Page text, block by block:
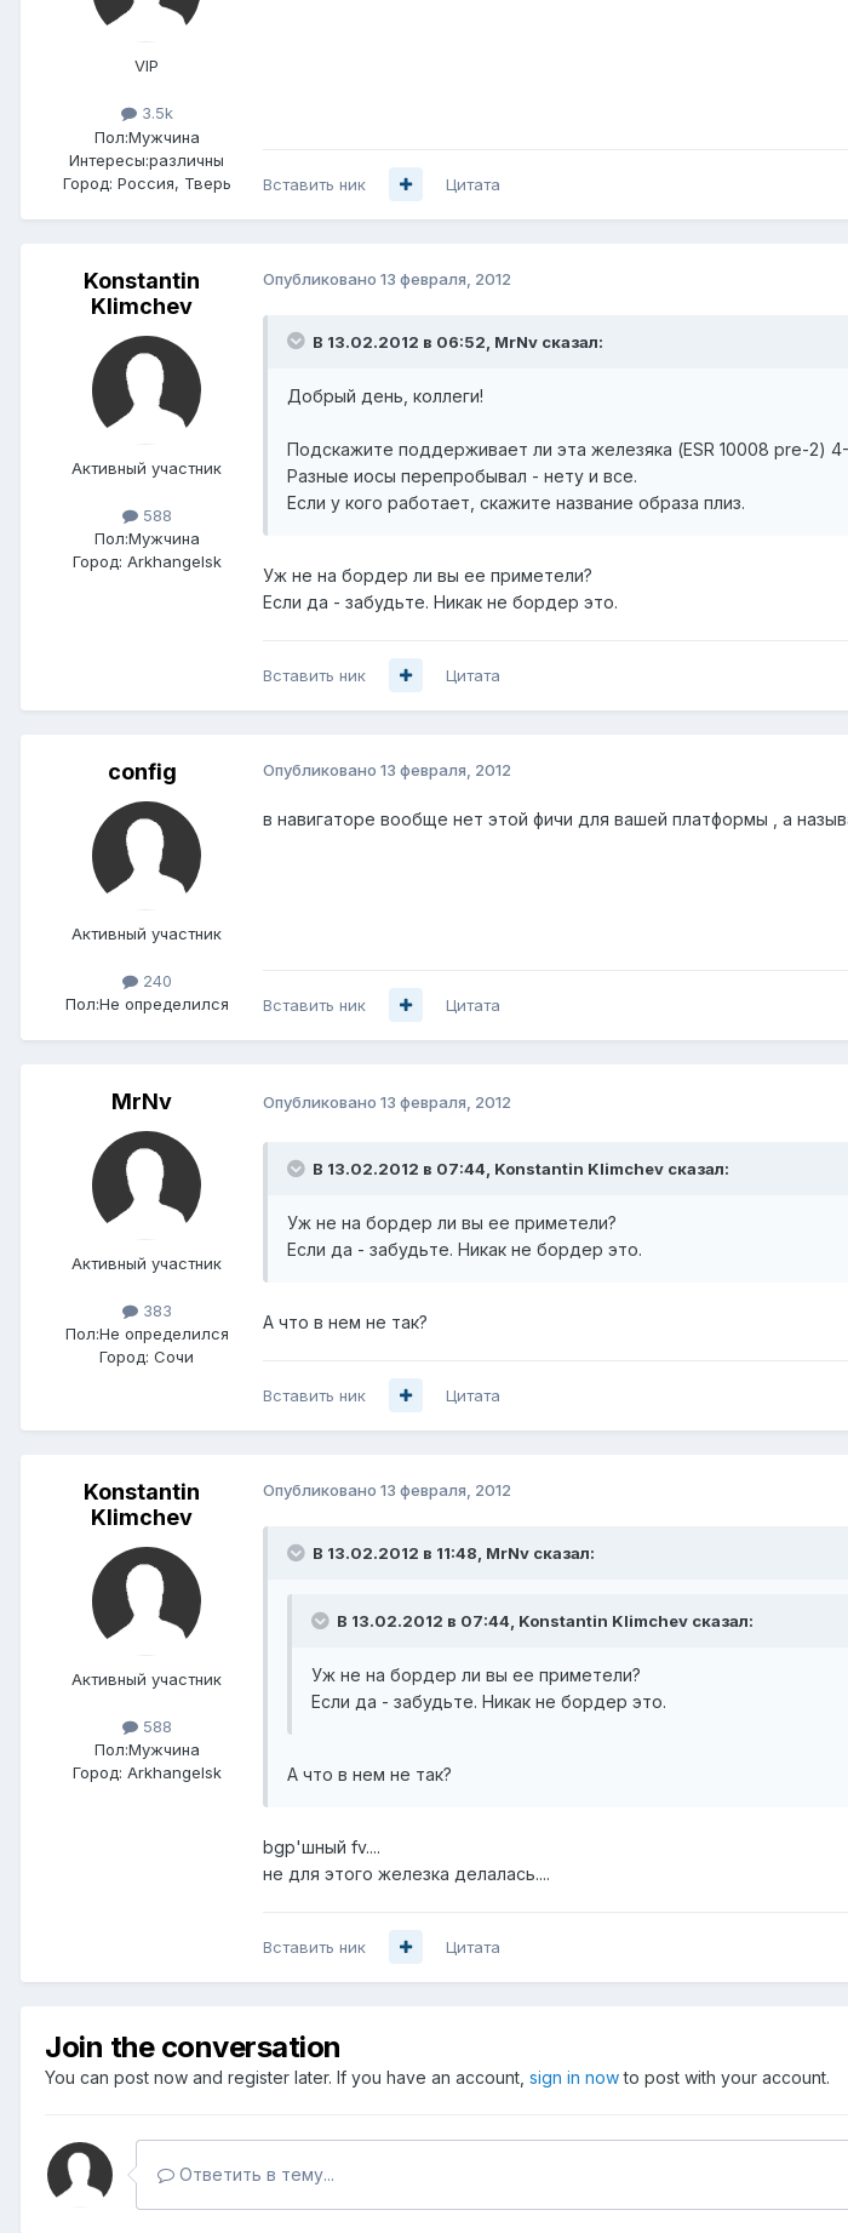
VIP
3.5k
Пол:Мужчина
Интересы:различны
Город: Россия, Тверь Вставить ник Цитата
Konstantin
Klimchev
Активный участник
588
Пол:Мужчина
Город: Arkhangelsk
Опубликовано 13 февраля, 2012
В 13.02.2012 в 06:52, MrNv сказал:
Добрый день, коллеги!
Подскажите поддерживает ли эта железяка (ESR 10008 pre-2)
Разные иосы перепробывал - нету и все.
Если у кого работает, скажите название образа плиз.
Уж не на бордер ли вы ее приметели?
Если да - забудьте. Никак не бордер это.
Вставить ник Цитата
config
Активный участник
240
Пол:Не определился
Опубликовано 13 февраля, 2012
в навигаторе вообще нет этой фичи для вашей платформы , а
Вставить ник Цитата
MrNv
Активный участник
383
Пол:Не определился
Город: Сочи
Опубликовано 13 февраля, 2012
В 13.02.2012 в 07:44, Konstantin Klimchev сказал:
Уж не на бордер ли вы ее приметели?
Если да - забудьте. Никак не бордер это.
А что в нем не так?
Вставить ник Цитата
Konstantin
Klimchev
Активный участник
588
Пол:Мужчина
Город: Arkhangelsk
Опубликовано 13 февраля, 2012
В 13.02.2012 в 11:48, MrNv сказал:
В 13.02.2012 в 07:44, Konstantin Klimchev сказал:
Уж не на бордер ли вы ее приметели?
Если да - забудьте. Никак не бордер это.
А что в нем не так?
bgp'шный fv....
не для этого железка делалась....
Вставить ник Цитата
Join the conversation
You can post now and register later. If you have an account, sign in nowto post with your account.
Ответить в тему...